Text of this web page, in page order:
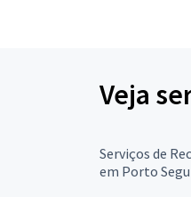
Veja
Serviços de
em Porto